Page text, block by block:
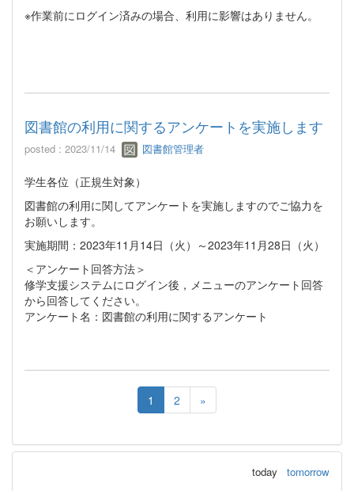
※作業前にログイン済みの場合、利用に影響はありません。
図書館の利用に関するアンケートを実施します
posted : 2023/11/14 図書館管理者
学生各位（正規生対象）
図書館の利用に関してアンケートを実施しますのでご協力を
お願いします。
実施期間：2023年11月14日（火）～2023年11月28日（火）
＜アンケート回答方法＞
修学支援システムにログイン後，メニューのアンケート回答
から回答してください。
アンケート名：図書館の利用に関するアンケート
1 2 »
today tomorrow